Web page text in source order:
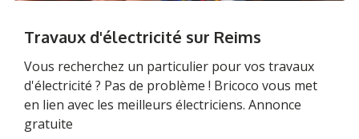
Travaux d'électricité sur Reims
Vous recherchez un particulier pour vos travaux
d'électricité ? Pas de problème ! Bricoco vous met
en lien avec les meilleurs électriciens. Annonce
gratuite